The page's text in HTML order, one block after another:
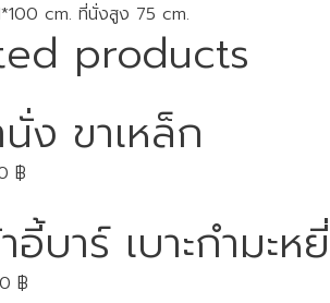
cm. ที่นั่งสูง 75 cm.
products
ง ขาเหล็ก
฿
อี้บาร์ เบาะกำมะ
฿